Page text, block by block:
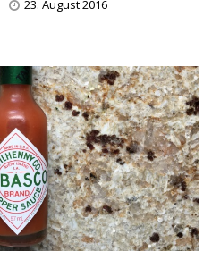
23. August 2016